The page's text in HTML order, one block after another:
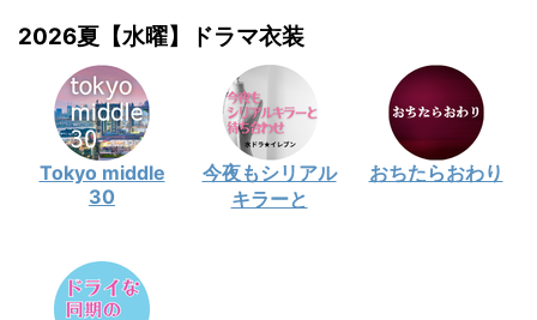
2026夏【水曜】ドラマ衣装
Tokyo middle
30
今夜もシリアル
キラーと
おちたらおわり